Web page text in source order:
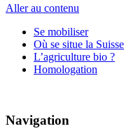
Aller au contenu
Se mobiliser
Où se situe la Suisse
L’agriculture bio ?
Homologation
Navigation